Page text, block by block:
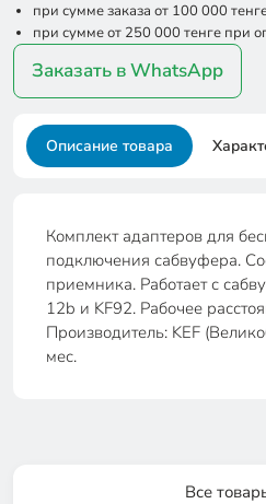
при сумме заказа от 100 000
при сумме от 250 000 тенге при
Заказать в WhatsApp
Описание товара
Комплект адаптеров для
подключения сабвуфера.
приемника. Работает с
12b и KF92. Рабочее
Производитель: KEF
мес.
Все